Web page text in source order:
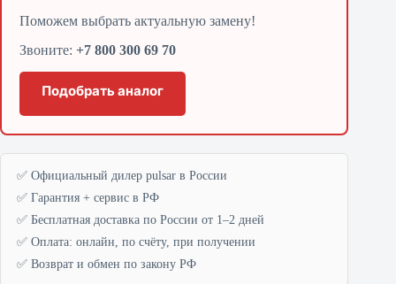
Поможем выбрать актуальную замену!
Звоните: +7 800 300 69 70
Подобрать аналог
✅ Официальный дилер pulsar в России
✅ Гарантия + сервис в РФ
✅ Бесплатная доставка по России от 1–2 дней
✅ Оплата: онлайн, по счёту, при получении
✅ Возврат и обмен по закону РФ